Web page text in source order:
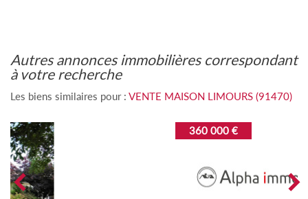
autres annonces immobilières correspondant
à votre recherche
Les biens similaires pour : VENTE MAISON LIMOURS (91470)